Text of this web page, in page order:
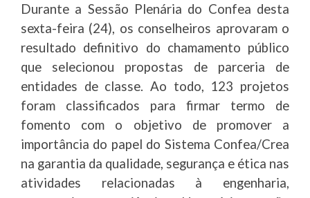
Durante a Sessão Plenária do Confea desta
sexta-feira (24), os conselheiros aprovaram o
resultado definitivo do chamamento público
que selecionou propostas de parceria de
entidades de classe. Ao todo, 123 projetos
foram classificados para firmar termo de
fomento com o objetivo de promover a
importância do papel do Sistema Confea/Crea
na garantia da qualidade, segurança e ética nas
atividades relacionadas à engenharia,